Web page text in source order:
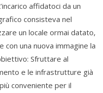
affidatoci da un
consisteva nel
un locale ormai datato,
con una nuova immagine la
Sfruttare al
e le infrastrutture già
conveniente per il